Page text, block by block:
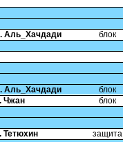
Аль_Хачдади блок
Аль_Хачдади
блок
Чжан блок
Тетюхин защита